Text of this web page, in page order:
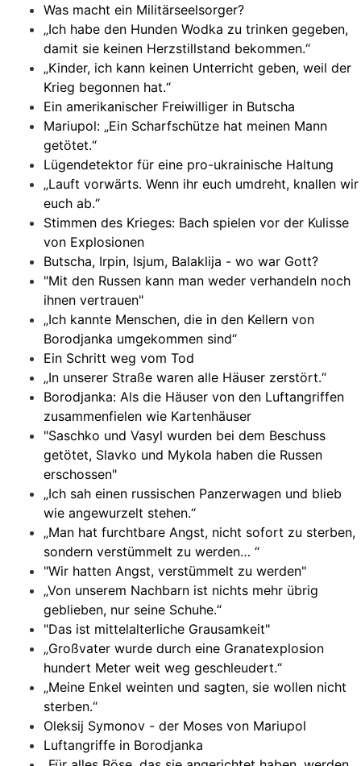
Was macht ein Militärseelsorger?
„Ich habe den Hunden Wodka zu trinken gegeben,
damit sie keinen Herzstillstand bekommen.“
„Kinder, ich kann keinen Unterricht geben, weil der
Krieg begonnen hat.“
Ein amerikanischer Freiwilliger in Butscha
Mariupol: „Ein Scharfschütze hat meinen Mann
getötet.“
Lügendetektor für eine pro-ukrainische Haltung
„Lauft vorwärts. Wenn ihr euch umdreht, knallen wir
euch ab.“
Stimmen des Krieges: Bach spielen vor der Kulisse
von Explosionen
Butscha, Irpin, Isjum, Balaklija - wo war Gott?
"Mit den Russen kann man weder verhandeln noch
ihnen vertrauen"
„Ich kannte Menschen, die in den Kellern von
Borodjanka umgekommen sind“
Ein Schritt weg vom Tod
„In unserer Straße waren alle Häuser zerstört.“
Borodjanka: Als die Häuser von den Luftangriffen
zusammenfielen wie Kartenhäuser
"Saschko und Vasyl wurden bei dem Beschuss
getötet, Slavko und Mykola haben die Russen
erschossen"
„Ich sah einen russischen Panzerwagen und blieb
wie angewurzelt stehen.“
„Man hat furchtbare Angst, nicht sofort zu sterben,
sondern verstümmelt zu werden… “
"Wir hatten Angst, verstümmelt zu werden"
„Von unserem Nachbarn ist nichts mehr übrig
geblieben, nur seine Schuhe.“
"Das ist mittelalterliche Grausamkeit"
„Großvater wurde durch eine Granatexplosion
hundert Meter weit weg geschleudert.“
„Meine Enkel weinten und sagten, sie wollen nicht
sterben.“
Oleksij Symonov - der Moses von Mariupol
Luftangriffe in Borodjanka